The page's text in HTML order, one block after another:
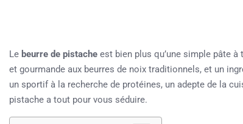
Le beurre de pistache est bien plus qu’une simple pâte
et gourmande aux beurres de noix traditionnels, et un
un sportif à la recherche de protéines, un adepte de la
pistache a tout pour vous séduire.